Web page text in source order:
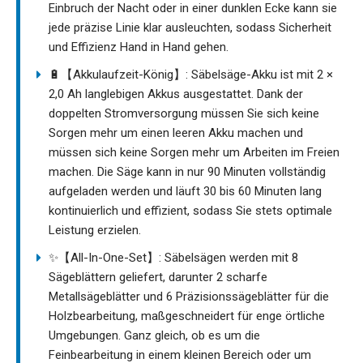
Einbruch der Nacht oder in einer dunklen Ecke kann sie
jede präzise Linie klar ausleuchten, sodass Sicherheit
und Effizienz Hand in Hand gehen.
🔋【Akkulaufzeit-König】: Säbelsäge-Akku ist mit 2 ×
2,0 Ah langlebigen Akkus ausgestattet. Dank der
doppelten Stromversorgung müssen Sie sich keine
Sorgen mehr um einen leeren Akku machen und
müssen sich keine Sorgen mehr um Arbeiten im Freien
machen. Die Säge kann in nur 90 Minuten vollständig
aufgeladen werden und läuft 30 bis 60 Minuten lang
kontinuierlich und effizient, sodass Sie stets optimale
Leistung erzielen.
✨【All-In-One-Set】: Säbelsägen werden mit 8
Sägeblättern geliefert, darunter 2 scharfe
Metallsägeblätter und 6 Präzisionssägeblätter für die
Holzbearbeitung, maßgeschneidert für enge örtliche
Umgebungen. Ganz gleich, ob es um die
Feinbearbeitung in einem kleinen Bereich oder um